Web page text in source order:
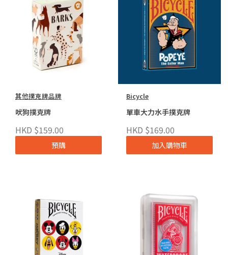
其他撲克牌品牌
吠狗撲克牌
HKD $159.00
預購
Bicycle
單車大力水手撲克牌
HKD $169.00
加入購物車